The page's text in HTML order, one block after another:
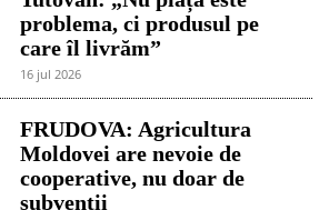
problema, ci produsul pe
care îl livrăm”
16 jul 2026
FRUDOVA: Agricultura
Moldovei are nevoie de
cooperative, nu doar de
subvenții